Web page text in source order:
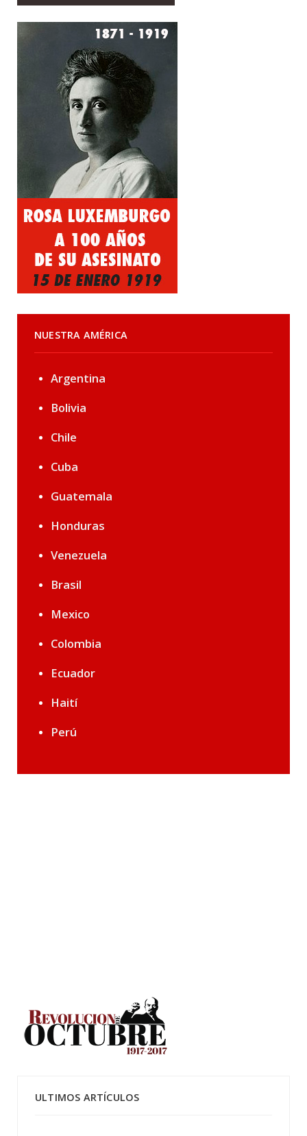
NUESTRA AMÉRICA
Argentina
Bolivia
Chile
Cuba
Guatemala
Honduras
Venezuela
Brasil
Mexico
Colombia
Ecuador
Haití
Perú
ULTIMOS ARTÍCULOS